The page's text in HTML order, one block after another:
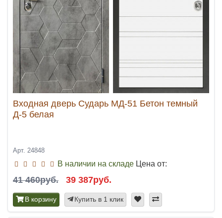
Входная дверь Сударь МД-51 Бетон темный
Д-5 белая
Арт. 24848
В наличии на складе Цена от:
41 460руб. 39 387руб.
В корзину Купить в 1 клик